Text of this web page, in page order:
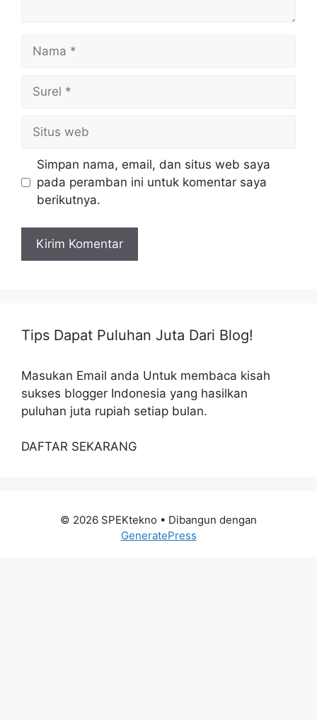
Nama
Surel
Situs
web
Simpan nama, email, dan situs web saya
pada peramban ini untuk komentar saya
berikutnya.
Tips Dapat Puluhan Juta Dari Blog!
Masukan Email anda Untuk membaca kisah
sukses blogger Indonesia yang hasilkan
puluhan juta rupiah setiap bulan.
DAFTAR SEKARANG
© 2026 SPEKtekno • Dibangun dengan
GeneratePress